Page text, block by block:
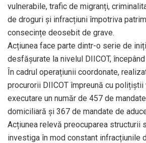
vulnerabile, trafic de migranți,
de droguri și infracțiuni împotriva
consecințe deosebit de grave.
Acțiunea face parte dintr-o serie de
desfășurate la nivelul DIICOT,
În cadrul operațiunii coordonate,
procurorii DIICOT împreună cu polițiștii
executare un număr de 457 de
domiciliară și 367 de mandate de
Acțiunea relevă preocuparea structurii
investiga în mod constant infracțiunile